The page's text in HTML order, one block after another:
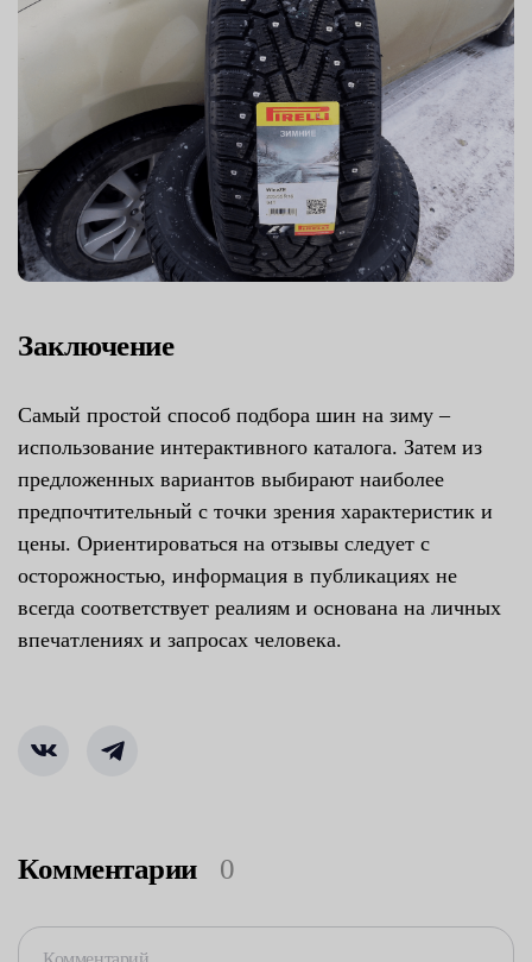
Заключение
Самый простой способ подбора шин на зиму –
использование интерактивного каталога. Затем из
предложенных вариантов выбирают наиболее
предпочтительный с точки зрения характеристик и
цены. Ориентироваться на отзывы следует с
осторожностью, информация в публикациях не
всегда соответствует реалиям и основана на личных
впечатлениях и запросах человека.
Комментарии 0